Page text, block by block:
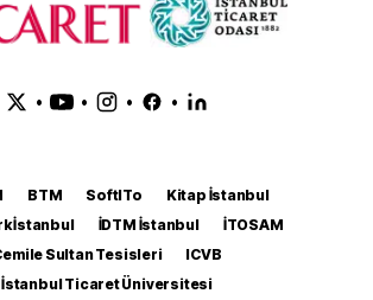
• • • •
BTM SoftITo
Kitap İstanbul
İstanbul
İDTM İstanbul
İTOSAM
Sultan Tesisleri
ICVB
İstanbul Ticaret Üniversitesi